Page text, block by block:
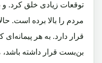
توقعات زیادی خلق کرد.
مردم را بالا برده است.
قرار دارد. به هر
بن‌بست قرار داشته باشد،